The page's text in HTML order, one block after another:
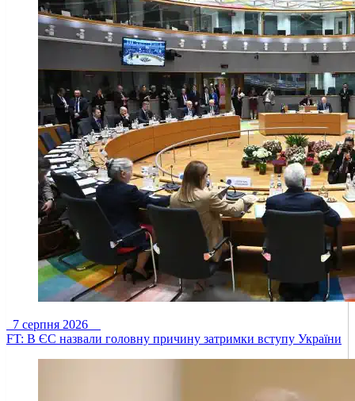
7 серпня 2026
FT: В ЄС назвали головну причину затримки вступу України